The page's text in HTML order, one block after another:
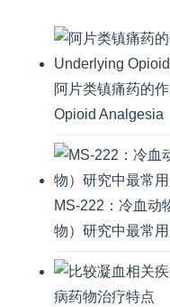
阿片类镇痛药的
Opioid Analgesia
MS-222：冷血动
物）研究中最常
病药物治疗特点